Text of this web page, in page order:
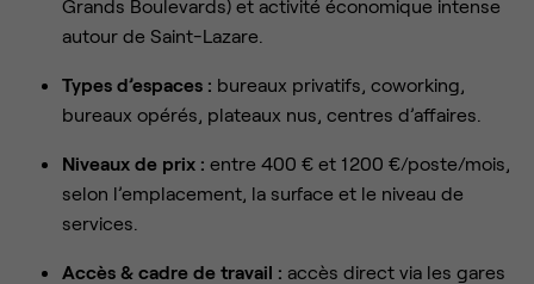
Grands Boulevards) et activité économique intense
autour de Saint-Lazare.
Types d’espaces : bureaux privatifs, coworking,
bureaux opérés, plateaux nus, centres d’affaires.
Niveaux de prix : entre 400 € et 1 200 €/poste/mois,
selon l’emplacement, la surface et le niveau de
services.
Accès & cadre de travail : accès direct via les gares